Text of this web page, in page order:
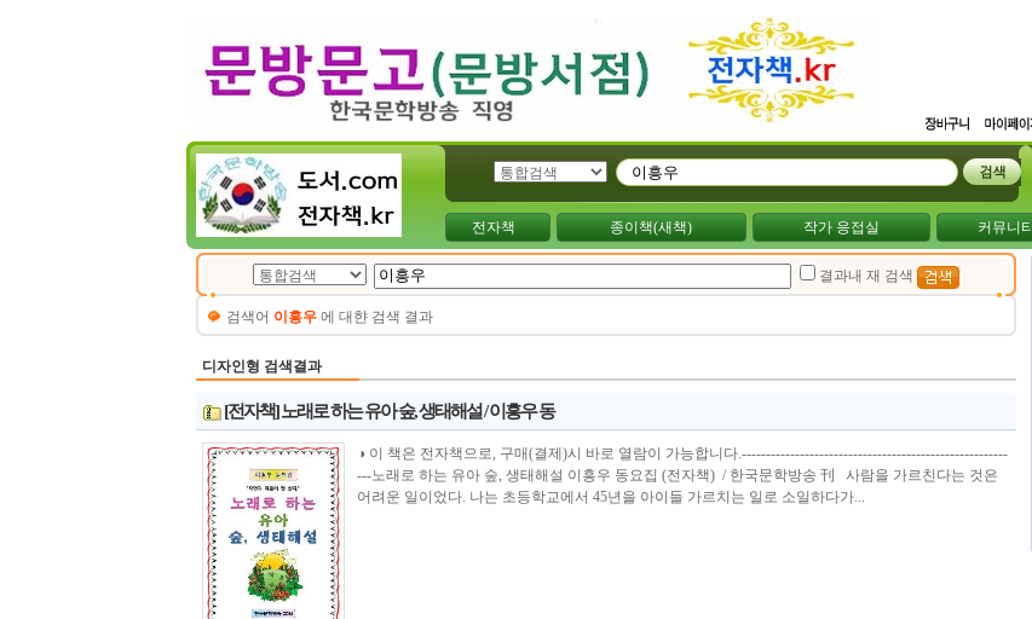
전자책 종이책(새책) 작가 응접실 커뮤니티
결과내 재 검색
검색어 이흥우 에 대햔 검색 결과
디자인형 검색결과
[전자책] 노래로 하는 유아 숲, 생태해설 / 이흥우 동
◑ 이 책은 전자책으로, 구매(결제)시 바로 열람이 가능합니다.-------------------------------------------------------
---노래로 하는 유아 숲, 생태해설 이흥우 동요집 (전자책) / 한국문학방송 刊 사람을 가르친다는 것은
어려운 일이었다. 나는 초등학교에서 45년을 아이들 가르치는 일로 소일하다가...